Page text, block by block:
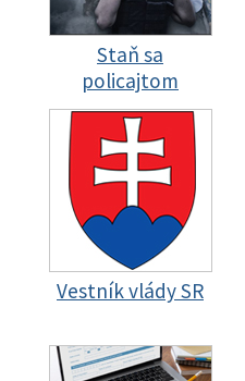
Staň sa
policajtom
Vestník vlády SR